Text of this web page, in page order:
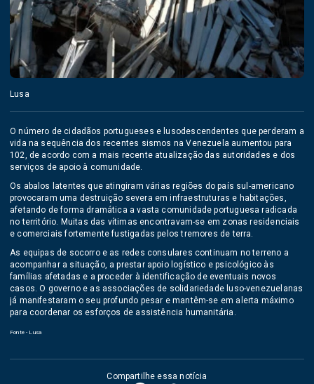
Lusa
O número de cidadãos portugueses e lusodescendentes que perderam a
vida na sequência dos recentes sismos na Venezuela aumentou para
102, de acordo com a mais recente atualização das autoridades e dos
serviços de apoio à comunidade.
Os abalos latentes que atingiram várias regiões do país sul-americano
provocaram uma destruição severa em infraestruturas e habitações,
afetando de forma dramática a vasta comunidade portuguesa radicada
no território. Muitas das vítimas encontravam-se em zonas residenciais
e comerciais fortemente fustigadas pelos tremores de terra.
As equipas de socorro e as redes consulares continuam no terreno a
acompanhar a situação, a prestar apoio logístico e psicológico às
famílias afetadas e a proceder à identificação de eventuais novos
casos. O governo e as associações de solidariedade luso-venezuelanas
já manifestaram o seu profundo pesar e mantêm-se em alerta máximo
para coordenar os esforços de assistência humanitária.
Fonte - Lusa
Compartilhe essa notícia